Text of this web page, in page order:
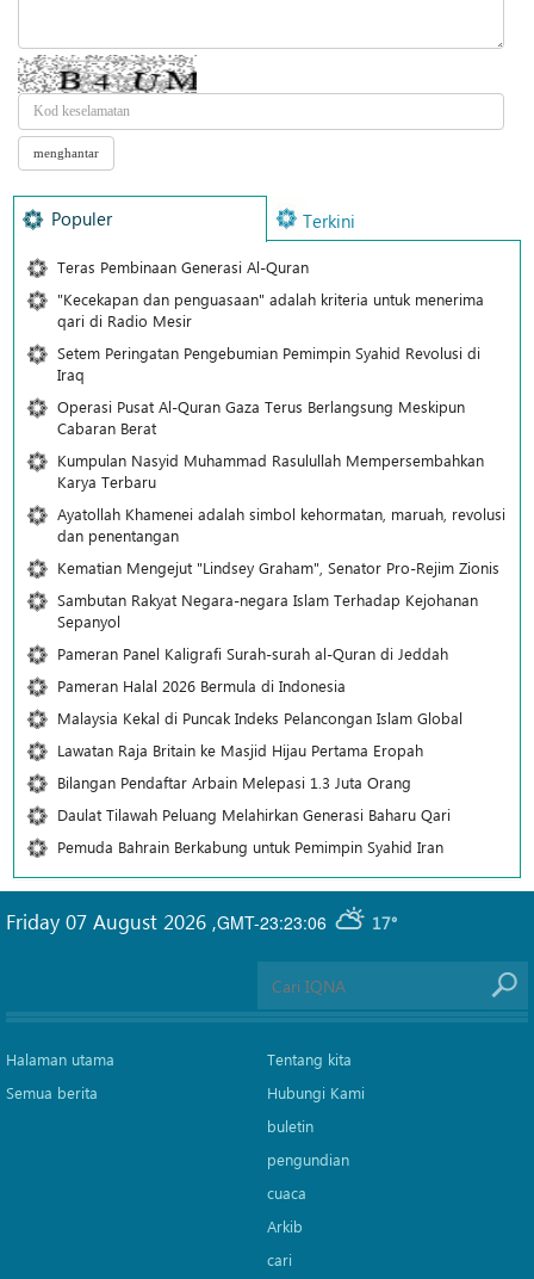
Populer Terkini
Teras Pembinaan Generasi Al-Quran
"Kecekapan dan penguasaan" adalah kriteria untuk menerima
qari di Radio Mesir
Setem Peringatan Pengebumian Pemimpin Syahid Revolusi di
Iraq
Operasi Pusat Al-Quran Gaza Terus Berlangsung Meskipun
Cabaran Berat
Kumpulan Nasyid Muhammad Rasulullah Mempersembahkan
Karya Terbaru
Ayatollah Khamenei adalah simbol kehormatan, maruah, revolusi
dan penentangan
Kematian Mengejut "Lindsey Graham", Senator Pro-Rejim Zionis
Sambutan Rakyat Negara-negara Islam Terhadap Kejohanan
Sepanyol
Pameran Panel Kaligrafi Surah-surah al-Quran di Jeddah
Pameran Halal 2026 Bermula di Indonesia
Malaysia Kekal di Puncak Indeks Pelancongan Islam Global
Lawatan Raja Britain ke Masjid Hijau Pertama Eropah
Bilangan Pendaftar Arbain Melepasi 1.3 Juta Orang
Daulat Tilawah Peluang Melahirkan Generasi Baharu Qari
Pemuda Bahrain Berkabung untuk Pemimpin Syahid Iran
GMT-23:23:06 17°
Friday 07 August 2026 ,
Halaman utama
Semua berita
Tentang kita
Hubungi Kami
buletin
pengundian
cuaca
Arkib
cari